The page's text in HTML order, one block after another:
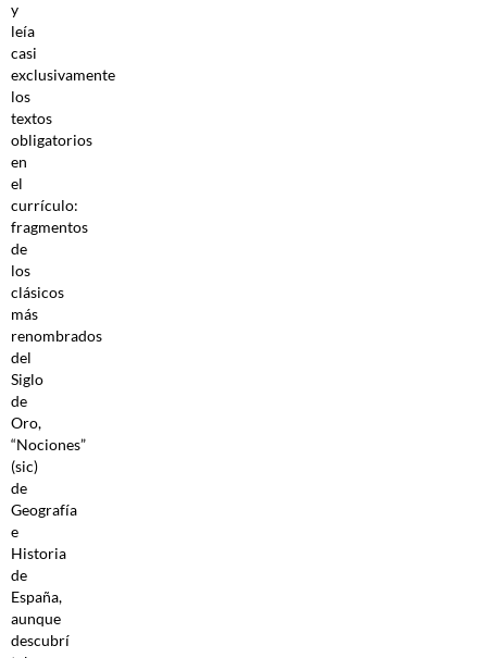
y
leía
casi
exclusivamente
los
textos
obligatorios
en
el
currículo:
fragmentos
de
los
clásicos
más
renombrados
del
Siglo
de
Oro,
“Nociones”
(sic)
de
Geografía
e
Historia
de
España,
aunque
descubrí